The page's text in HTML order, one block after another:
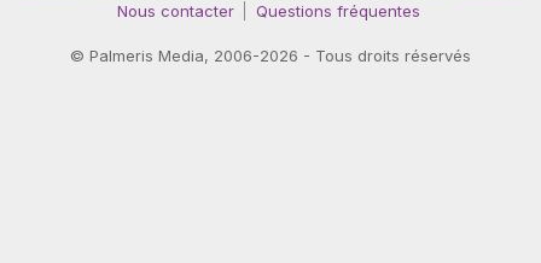
Nous contacter
Questions fréquentes
© Palmeris Media, 2006-2026 - Tous droits réservés